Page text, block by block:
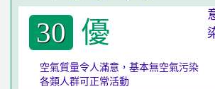
30 優
空氣質量令人滿意，基本無空氣污染
各類人群可正常活動